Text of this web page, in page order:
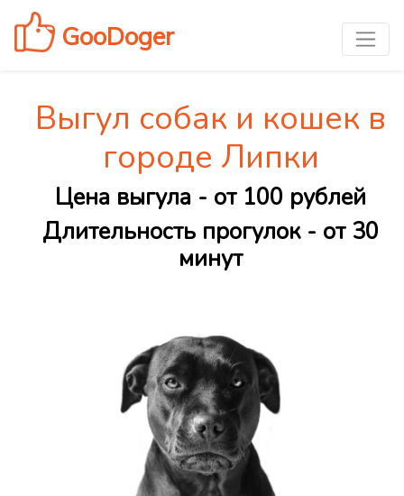
GooDoger
Выгул собак и кошек в
городе Липки
Цена выгула - от 100 рублей
Длительность прогулок - от 30
минут